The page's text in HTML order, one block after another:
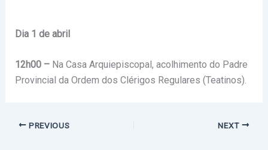
Dia 1 de abril
12h00 –Na Casa Arquiepiscopal, acolhimento do Padre
Provincial da Ordem dos Clérigos Regulares (Teatinos).
PREVIOUS NEXT